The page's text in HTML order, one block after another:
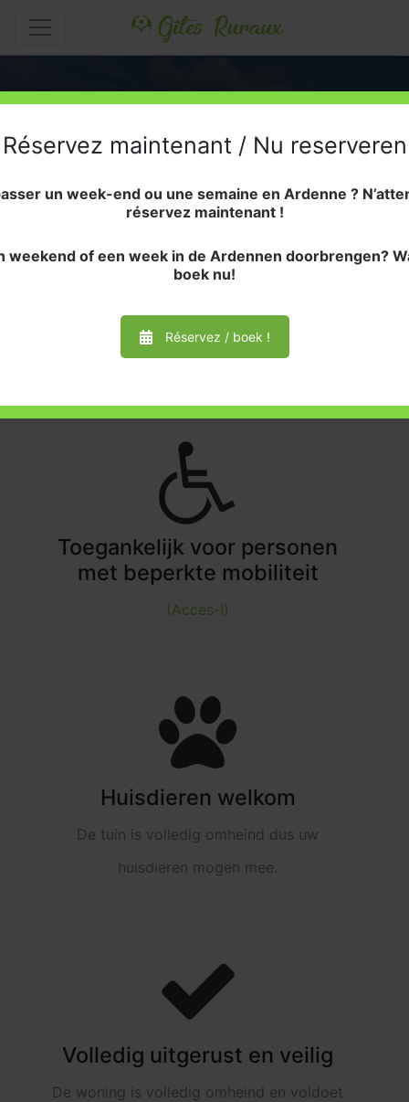
Wil je een weekend in de
Ardennen?
Toegankelijk voor personen
met beperkte mobiliteit
(Acces-I)
Huisdieren welkom
De tuin is volledig omheind dus uw
huisdieren mogen mee.
Volledig uitgerust en veilig
De woning is volledig omheind en voldoet
Réservez maintenant / Nu reserveren
un week-end ou une semaine en Ardenne ?
réservez maintenant !
weekend of een week in de Ardennen doorbrengen?
boek nu!
Réservez / boek !